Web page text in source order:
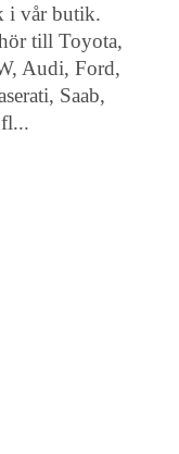
i vår butik.
till Toyota,
Audi, Ford,
Saab,